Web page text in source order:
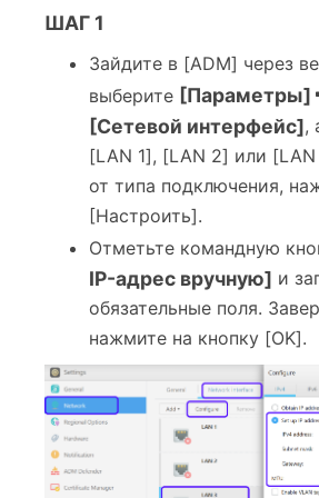
ШАГ 1
Зайдите в [ADM] через
выберите [Параметры]
[Сетевой интерфейс],
[LAN 1], [LAN 2] или
от типа подключения,
[Настроить].
Oтметьте командную
IP-адрес вручную] и
обязательные поля.
нажмите на кнопку [OK].